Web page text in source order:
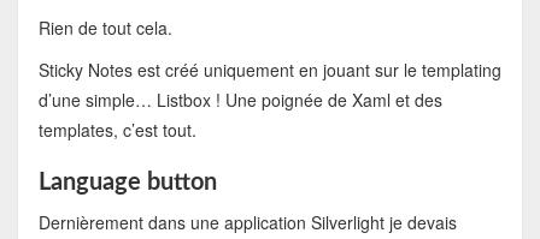
Rien de tout cela.
Sticky Notes est créé uniquement en jouant sur le templating
d’une simple… Listbox ! Une poignée de Xaml et des
templates, c’est tout.
Language button
Dernièrement dans une application Silverlight je devais